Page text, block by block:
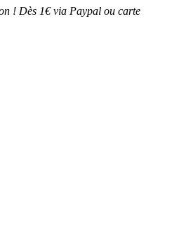
! Dès 1€ via Paypal ou carte